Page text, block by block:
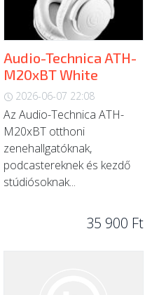
Audio-Technica ATH-
M20xBT White
2026-06-07 22:08
Az Audio-Technica ATH-
M20xBT otthoni
zenehallgatóknak,
podcastereknek és kezdő
stúdiósoknak...
35 900 Ft